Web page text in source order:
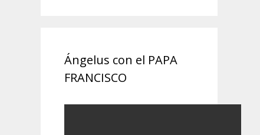
Ángelus con el PAPA
FRANCISCO